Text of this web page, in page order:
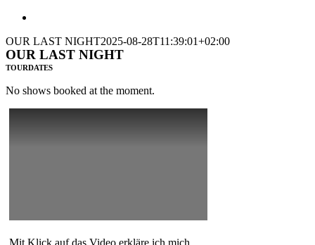
OUR LAST NIGHT2025-08-28T11:39:01+02:00
OUR LAST NIGHT
TOURDATES
No shows booked at the moment.
Mit Klick auf das Video erkläre ich mich